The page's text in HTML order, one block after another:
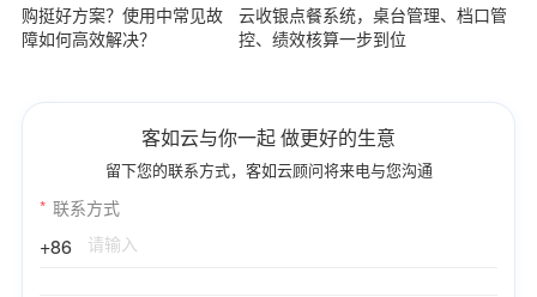
购挺好方案？使用中常见故
障如何高效解决？
云收银点餐系统，桌台管理、档口管
控、绩效核算一步到位
客如云与你一起 做更好的生意
留下您的联系方式，客如云顾问将来电与您沟通
* 联系方式
+86